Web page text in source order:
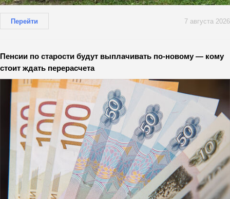
Перейти 7 августа 2026
Пенсии по старости будут выплачивать по-новому — кому
стоит ждать перерасчета